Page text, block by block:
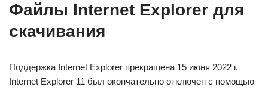
Файлы Internet Explorer для
скачивания
Поддержка Internet Explorer прекращена 15 июня 2022 г.
Internet Explorer 11 был окончательно отключен с помощью